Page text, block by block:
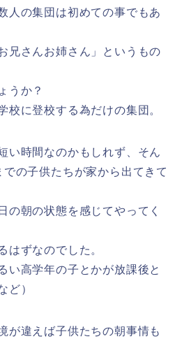
人の集団は初めての事でもあ
兄さんお姉さん」というもの
うか？
校に登校する為だけの集団。
い時間なのかもしれず、そん
の子供たちが家から出てきて
の朝の状態を感じてやってく
はずなのでした。
い高学年の子とかが放課後と
ど）
が違えば子供たちの朝事情も